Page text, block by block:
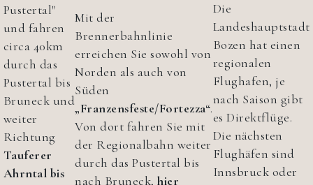
Pustertal"
und fahren
circa 40km
durch das
Pustertal bis
Bruneck und
weiter
Richtung
Tauferer
Ahrntal bis
Mit der
Brennerbahnlinie
erreichen Sie sowohl von
Norden als auch von
Süden
„Franzensfeste/Fortezza“.
Von dort fahren Sie mit
der Regionalbahn weiter
durch das Pustertal bis
nach Bruneck, hier
Die
Landeshauptstadt
Bozen hat einen
regionalen
Flughafen, je
nach Saison gibt
es Direktflüge.
Die nächsten
Flughäfen sind
Innsbruck oder